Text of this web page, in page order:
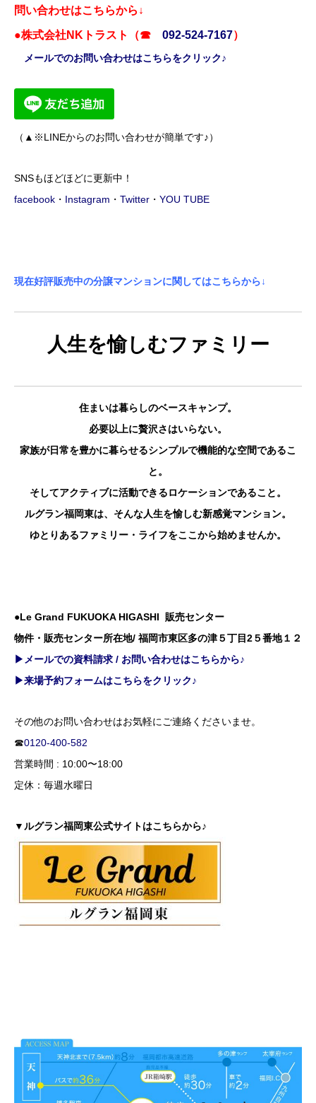
問い合わせはこちらから↓
●株式会社NKトラスト（☎ 092-524-7167）
メールでのお問い合わせはこちらをクリック♪
（▲※LINEからのお問い合わせが簡単です♪）
SNSもほどほどに更新中！
facebook ・ Instagram ・ Twitter ・ YOU TUBE
現在好評販売中の分譲マンションに関してはこちらから↓
人生を愉しむファミリー
住まいは暮らしのベースキャンプ。
必要以上に贅沢さはいらない。
家族が日常を豊かに暮らせるシンプルで機能的な空間であるこ
と。
そしてアクティブに活動できるロケーションであること。
ルグラン福岡東は、そんな人生を愉しむ新感覚マンション。
ゆとりあるファミリー・ライフをここから始めませんか。
●Le Grand FUKUOKA HIGASHI 販売センター
物件・販売センター所在地/ 福岡市東区多の津５丁目2５番地１２
▶メールでの資料請求 / お問い合わせはこちらから♪
▶来場予約フォームはこちらをクリック♪
その他のお問い合わせはお気軽にご連絡くださいませ。
☎0120-400-582
営業時間 : 10:00〜18:00
定休：毎週水曜日
▼ルグラン福岡東公式サイトはこちらから♪